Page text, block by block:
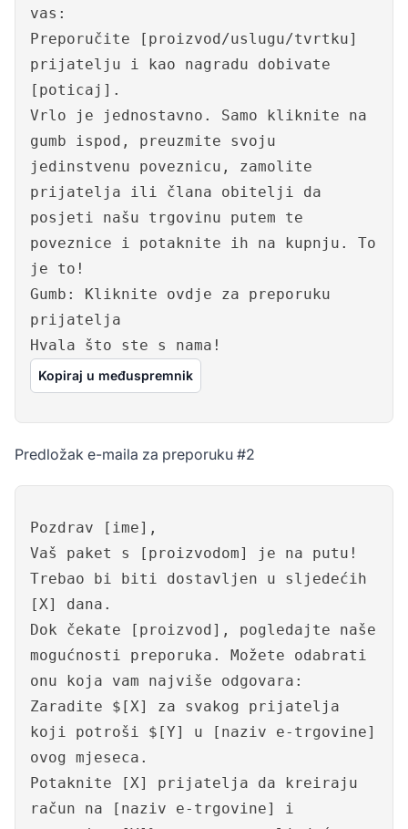
vas:
Preporučite [proizvod/uslugu/tvrtku]
prijatelju i kao nagradu dobivate
[poticaj].
Vrlo je jednostavno. Samo kliknite na
gumb ispod, preuzmite svoju
jedinstvenu poveznicu, zamolite
prijatelja ili člana obitelji da
posjeti našu trgovinu putem te
poveznice i potaknite ih na kupnju. To
je to!
Gumb: Kliknite ovdje za preporuku
prijatelja
Hvala što ste s nama!
Kopiraj u međuspremnik
Predložak e-maila za preporuku #2
Pozdrav [ime],
Vaš paket s [proizvodom] je na putu!
Trebao bi biti dostavljen u sljedećih
[X] dana.
Dok čekate [proizvod], pogledajte naše
mogućnosti preporuka. Možete odabrati
onu koja vam najviše odgovara:
Zaradite $[X] za svakog prijatelja
koji potroši $[Y] u [naziv e-trgovine]
ovog mjeseca.
Potaknite [X] prijatelja da kreiraju
račun na [naziv e-trgovine] i